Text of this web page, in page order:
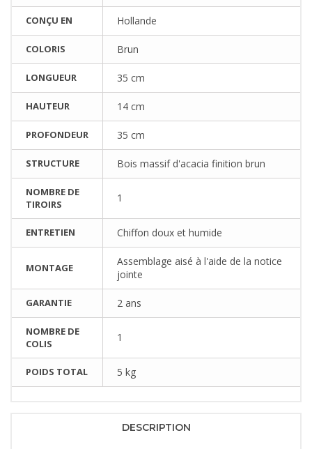
CONÇU EN Hollande
COLORIS Brun
LONGUEUR 35 cm
HAUTEUR 14 cm
PROFONDEUR 35 cm
STRUCTURE Bois massif d'acacia finition brun
NOMBRE DE
TIROIRS
1
ENTRETIEN Chiffon doux et humide
MONTAGE
Assemblage aisé à l'aide de la notice
jointe
GARANTIE 2 ans
NOMBRE DE
COLIS
1
POIDS TOTAL 5 kg
DESCRIPTION